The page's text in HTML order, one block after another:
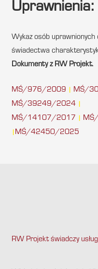
Uprawnienia:
Wykaz osób uprawnionych
świadectwa
Dokumenty z RW Projekt.
MŚ/976/2009 MŚ/
MŚ/39249/2024
MŚ/14107/2017
MŚ/42450/2025
RW Projekt świadczy